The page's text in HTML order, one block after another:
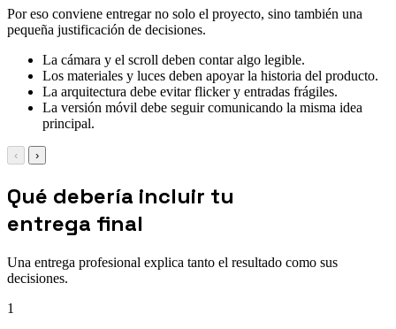
Por eso conviene entregar no solo el proyecto, sino también una
pequeña justificación de decisiones.
La cámara y el scroll deben contar algo legible.
Los materiales y luces deben apoyar la historia del producto.
La arquitectura debe evitar flicker y entradas frágiles.
La versión móvil debe seguir comunicando la misma idea
principal.
‹ ›
Qué debería incluir tu
entrega final
Una entrega profesional explica tanto el resultado como sus
decisiones.
1